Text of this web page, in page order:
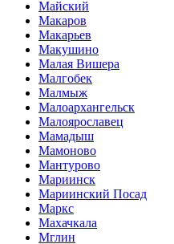
Майский
Макаров
Макарьев
Макушино
Малая Вишера
Малгобек
Малмыж
Малоархангельск
Малоярославец
Мамадыш
Мамоново
Мантурово
Мариинск
Мариинский Посад
Маркс
Махачкала
Мглин